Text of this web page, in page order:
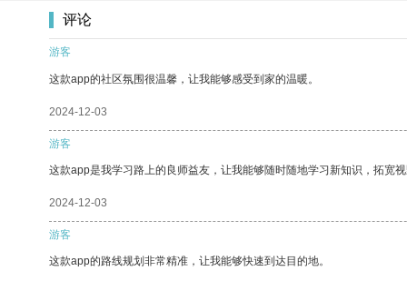
评论
游客
这款app的社区氛围很温馨，让我能够感受到家的温暖。
2024-12-03
游客
这款app是我学习路上的良师益友，让我能够随时随地学习新知识，拓宽
2024-12-03
游客
这款app的路线规划非常精准，让我能够快速到达目的地。